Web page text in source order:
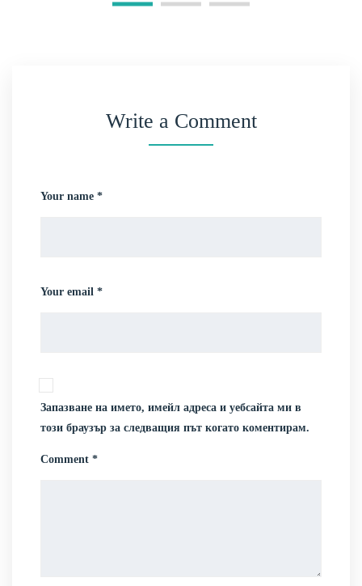
Write a Comment
Your name *
Your email *
Запазване на името, имейл адреса и уебсайта ми в
този браузър за следващия път когато коментирам.
Comment *